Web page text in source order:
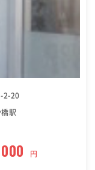
2-20
駅
円